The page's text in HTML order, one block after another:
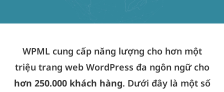
WPML cung cấp năng lượng cho hơn một
triệu trang web WordPress đa ngôn ngữ cho
hơn 250.000 khách hàng. Dưới đây là một số